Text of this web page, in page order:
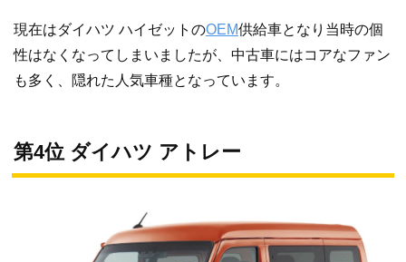
現在はダイハツ ハイゼットのOEM供給車となり当時の個
性はなくなってしまいましたが、中古車にはコアなファン
も多く、隠れた人気車種となっています。
第4位 ダイハツ アトレー